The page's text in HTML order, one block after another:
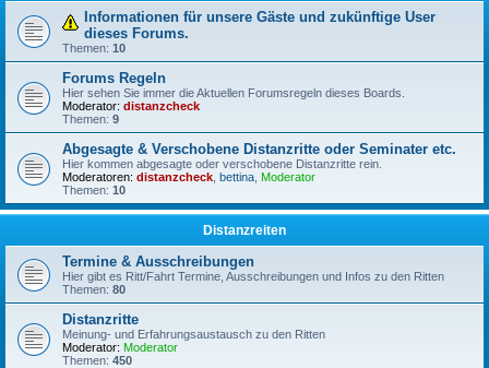
Informationen für unsere Gäste und zukünftige User
dieses Forums.
Themen: 10
Forums Regeln
Hier sehen Sie immer die Aktuellen Forumsregeln dieses Boards.
Moderator: distanzcheck
Themen: 9
Abgesagte & Verschobene Distanzritte oder Seminater etc.
Hier kommen abgesagte oder verschobene Distanzritte rein.
Moderatoren: distanzcheck bettina Moderator
Themen: 10
Distanzreiten
Termine & Ausschreibungen
Hier gibt es Ritt/Fahrt Termine, Ausschreibungen und Infos zu den Ritten
Themen: 80
Distanzritte
Meinung- und Erfahrungsaustausch zu den Ritten
Moderator: Moderator
Themen: 450